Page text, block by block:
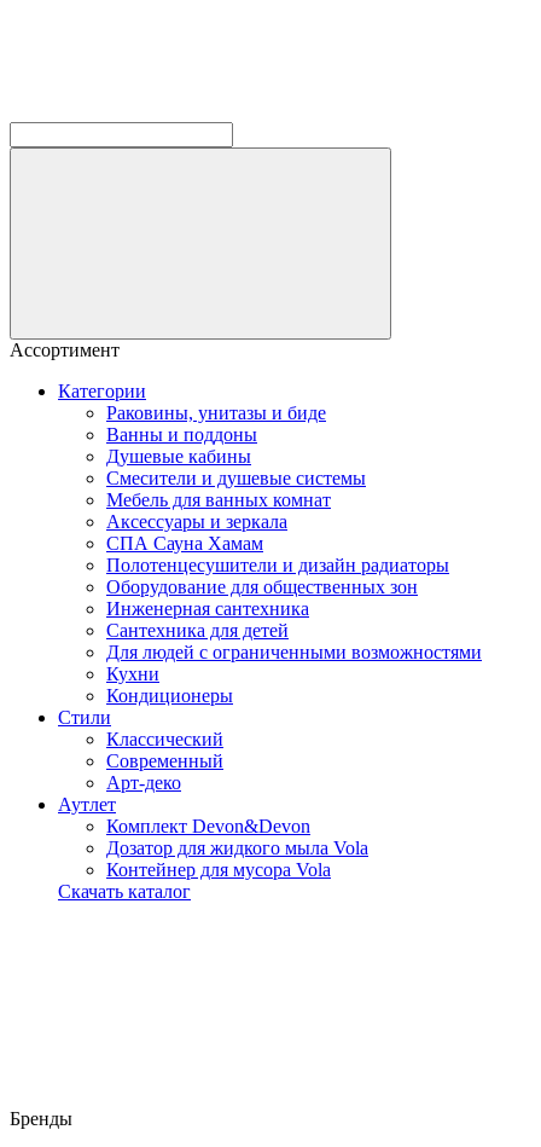
Ассортимент
Категории
Раковины, унитазы и биде
Ванны и поддоны
Душевые кабины
Смесители и душевые системы
Мебель для ванных комнат
Аксессуары и зеркала
СПА Сауна Хамам
Полотенцесушители и дизайн радиаторы
Оборудование для общественных зон
Инженерная сантехника
Сантехника для детей
Для людей с ограниченными возможностями
Кухни
Кондиционеры
Стили
Классический
Современный
Арт-деко
Аутлет
Комплект Devon&Devon
Дозатор для жидкого мыла Vola
Контейнер для мусора Vola
Скачать каталог
Бренды